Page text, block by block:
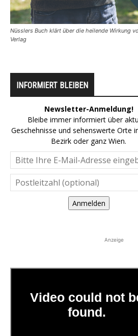
Nüsslers Buch klärt über die heilende Wirkung
Verlag
INFORMIERT BLEIBEN
Newsletter-Anmeldung!
Bleibe immer informiert über
Geschehnisse und sehenswerte Orte
Bezirk oder ganz Wien.
Anmelden
Anzeige